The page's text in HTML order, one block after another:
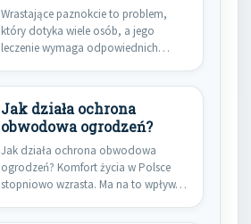
Wrastające paznokcie to problem,
który dotyka wiele osób, a jego
leczenie wymaga odpowiednich
Jak działa ochrona
obwodowa ogrodzeń?
Jak działa ochrona obwodowa
ogrodzeń? Komfort życia w Polsce
stopniowo wzrasta. Ma na to wpływ…